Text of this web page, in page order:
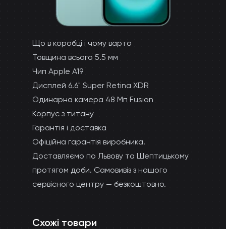
Що в коробці і чому варто
Товщина всього 5.5 мм
Чип Apple A19
Дисплей 6.6" Super Retina XDR
Одинарна камера 48 Мп Fusion
Корпус з титану
Гарантія і доставка
Офіційна гарантія виробника.
Доставляємо по Львову та Шептицькому
протягом доби. Самовивіз з нашого
сервісного центру — безкоштовно.
Схожі товари